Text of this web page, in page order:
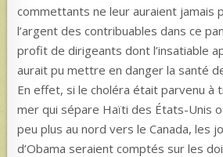
commettants ne leur auraient jamais
l’argent des contribuables dans ce
profit de dirigeants dont l’insatiable
aurait pu mettre en danger la santé
En effet, si le choléra était parvenu à
mer qui sépare Haïti des États-Unis
peu plus au nord vers le Canada, les
d’Obama seraient comptés sur les